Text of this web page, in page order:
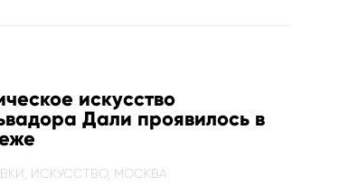
искусство
Дали проявилось в
ИСКУССТВО, МОСКВА